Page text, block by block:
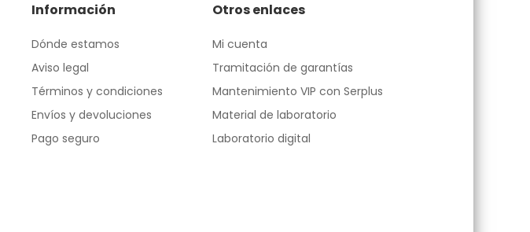
Información
Dónde estamos
Aviso legal
Términos y condiciones
Envíos y devoluciones
Pago seguro
Otros enlaces
Mi cuenta
Tramitación de garantías
Mantenimiento VIP con Serplus
Material de laboratorio
Laboratorio digital